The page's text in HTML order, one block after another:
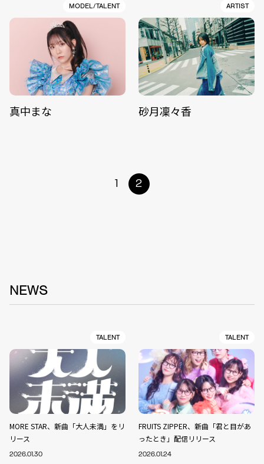
MODEL/TALENT
真中まな
ARTIST
砂月凜々香
1 2
NEWS
TALENT
MORE STAR、新曲「大人未満」をリ
リース
2026.01.30
TALENT
FRUITS ZIPPER、新曲「君と目があ
ったとき」配信リリース
2026.01.24